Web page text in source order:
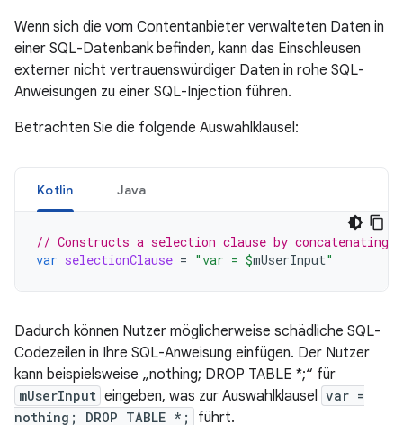
Wenn sich die vom Contentanbieter verwalteten Daten in
einer SQL-Datenbank befinden, kann das Einschleusen
externer nicht vertrauenswürdiger Daten in rohe SQL-
Anweisungen zu einer SQL-Injection führen.
Betrachten Sie die folgende Auswahlklausel:
Kotlin Java
// Constructs a selection clause by concatenating
var selectionClause = "var = $mUserInput"
Dadurch können Nutzer möglicherweise schädliche SQL-
Codezeilen in Ihre SQL-Anweisung einfügen. Der Nutzer
kann beispielsweise „nothing; DROP TABLE *;“ für
mUserInput eingeben, was zur Auswahlklausel
var =
nothing; DROP TABLE *;
führt.